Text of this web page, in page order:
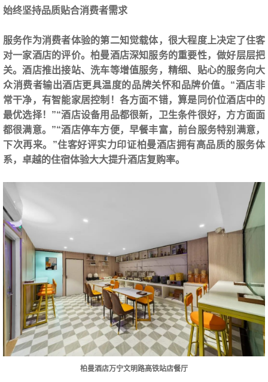
始终坚持品质贴合消费者需求
服务作为消费者体验的第二知觉载体，很大程度上决定了住客
对一家酒店的评价。柏曼酒店深知服务的重要性，做好层层把
关。酒店推出接站、洗车等增值服务，精细、贴心的服务向大
众消费者输出酒店更具温度的品牌关怀和品牌价值。“酒店非
常干净，有智能家居控制！各方面不错，算是同价位酒店中的
最优选择！”“酒店设备用品都很新，卫生条件很好，方方面面
都很满意。”“酒店停车方便，早餐丰富，前台服务特别满意，
下次再来。”住客好评实力印证柏曼酒店拥有高品质的服务体
系，卓越的住宿体验大大提升酒店复购率。
柏曼酒店万宁文明路高铁站店餐厅